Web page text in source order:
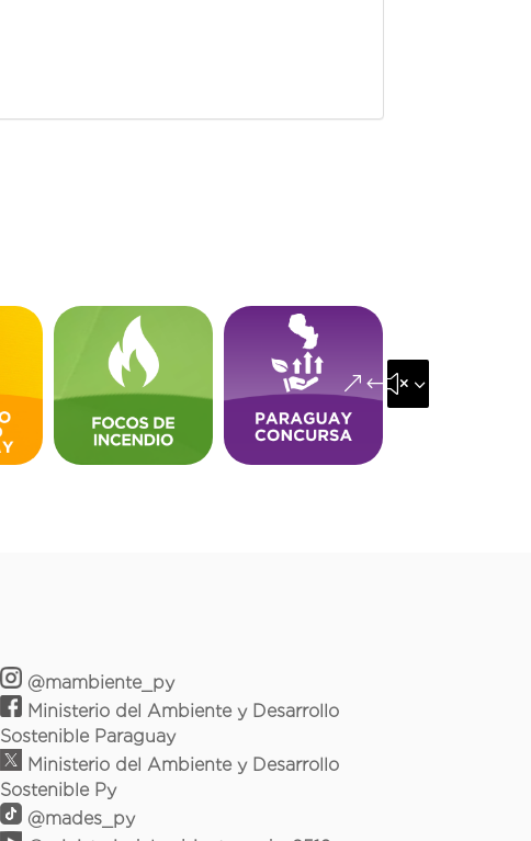
&#x35;
@mambiente_py
Ministerio del Ambiente y Desarrollo
Sostenible Paraguay
Ministerio del Ambiente y Desarrollo
Sostenible Py
@mades_py